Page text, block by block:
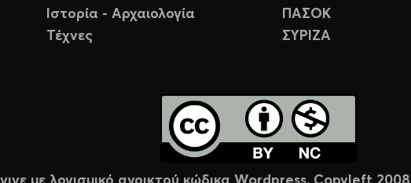
Ιστορία - Αρχαιολογία
Τέχνες
ΠΑΣΟΚ
ΣΥΡΙΖΑ